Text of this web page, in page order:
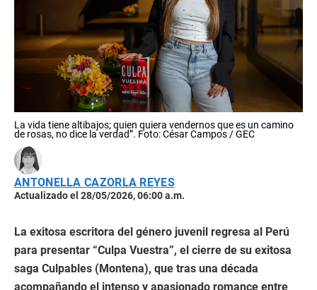
La vida tiene altibajos; quien quiera vendernos que es un camino
de rosas, no dice la verdad”. Foto: César Campos / GEC
ANTONELLA CAZORLA REYES
Actualizado el 28/05/2026, 06:00 a.m.
La exitosa escritora del género juvenil regresa al Perú
para presentar “Culpa Vuestra”, el cierre de su exitosa
saga Culpables (Montena), que tras una década
acompañando el intenso y apasionado romance entre